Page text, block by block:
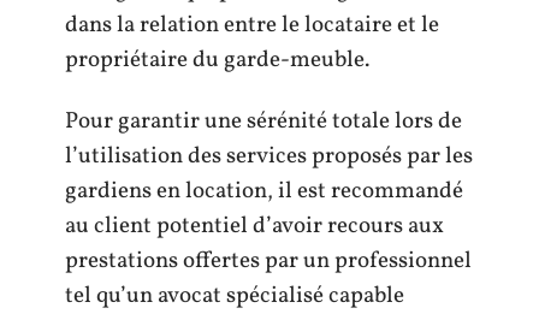
dans la relation entre le locataire et le
propriétaire du garde-meuble.
Pour garantir une sérénité totale lors de
l’utilisation des services proposés par les
gardiens en location, il est recommandé
au client potentiel d’avoir recours aux
prestations offertes par un professionnel
tel qu’un avocat spécialisé capable